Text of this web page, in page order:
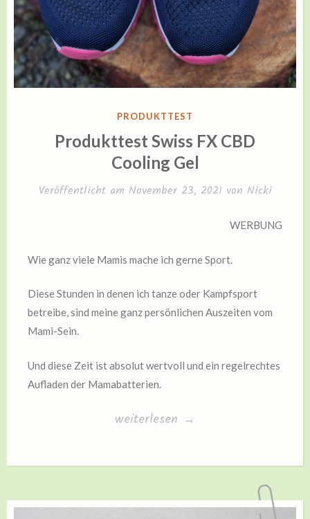
VERÖFFENTLICHT
PRODUKTTEST
Produkttest Swiss FX CBD
Cooling Gel
Veröffentlicht am November 23, 2021 von Nicki
WERBUNG
Wie ganz viele Mamis mache ich gerne Sport.
Diese Stunden in denen ich tanze oder Kampfsport
betreibe, sind meine ganz persönlichen Auszeiten vom
Mami-Sein.
Und diese Zeit ist absolut wertvoll und ein regelrechtes
Aufladen der Mamabatterien.
„Produkttest
FX
Cooling
weiterlesen →